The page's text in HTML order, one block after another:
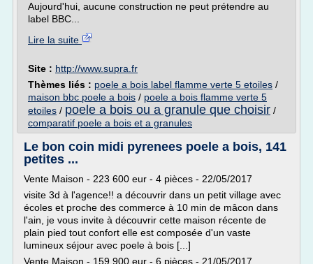
Aujourd'hui, aucune construction ne peut prétendre au
label BBC...
Lire la suite
Site : http://www.supra.fr
Thèmes liés : poele a bois label flamme verte 5 etoiles /
maison bbc poele a bois / poele a bois flamme verte 5
etoiles / poele a bois ou a granule que choisir /
comparatif poele a bois et a granules
Le bon coin midi pyrenees poele a bois, 141
petites ...
Vente Maison - 223 600 eur - 4 pièces - 22/05/2017
visite 3d à l'agence!! a découvrir dans un petit village avec
écoles et proche des commerce à 10 min de mâcon dans
l'ain, je vous invite à découvrir cette maison récente de
plain pied tout confort elle est composée d'un vaste
lumineux séjour avec poele à bois [...]
Vente Maison - 159 900 eur - 6 pièces - 21/05/2017